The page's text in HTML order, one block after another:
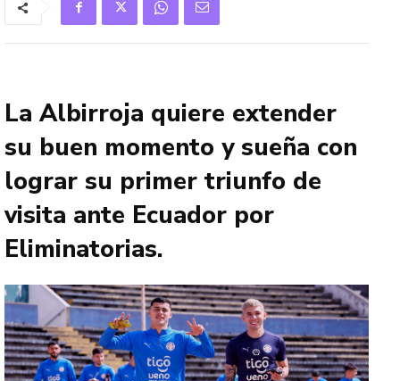
La Albirroja quiere extender
su buen momento y sueña con
lograr su primer triunfo de
visita ante Ecuador por
Eliminatorias.